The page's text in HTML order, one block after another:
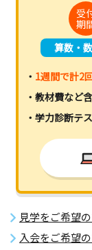
受
期
算数・
・ 1週間で計2
・教材費など含
・学力診断テ
見学をご希望
入会をご希望